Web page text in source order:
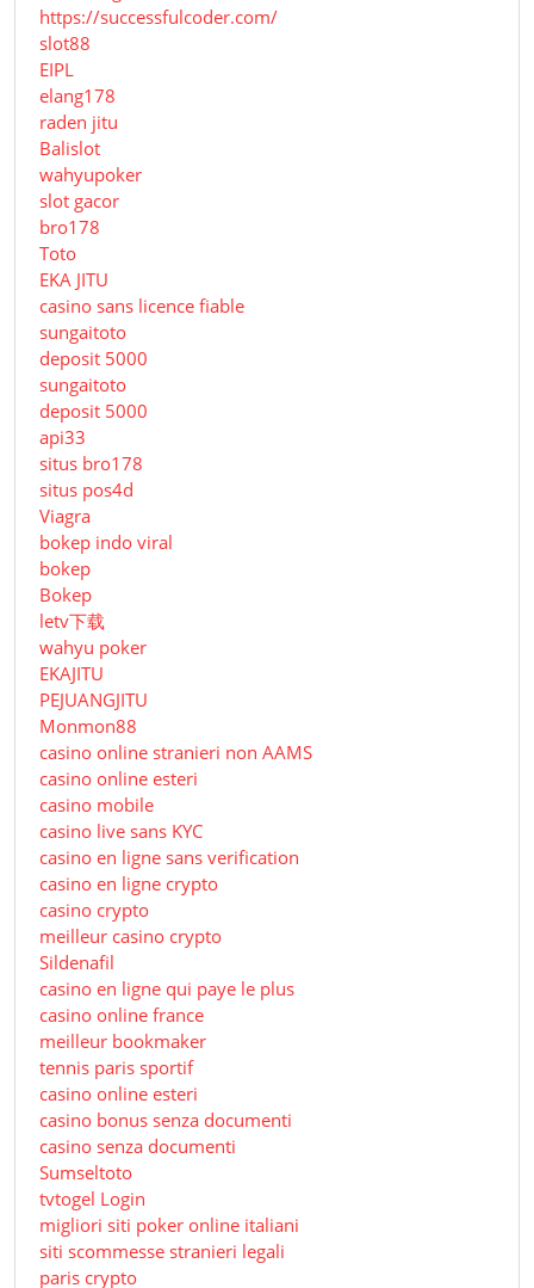
https://successfulcoder.com/
slot88
EIPL
elang178
raden jitu
Balislot
wahyupoker
slot gacor
bro178
Toto
EKA JITU
casino sans licence fiable
sungaitoto
deposit 5000
sungaitoto
deposit 5000
api33
situs bro178
situs pos4d
Viagra
bokep indo viral
bokep
Bokep
letv下载
wahyu poker
EKAJITU
PEJUANGJITU
Monmon88
casino online stranieri non AAMS
casino online esteri
casino mobile
casino live sans KYC
casino en ligne sans verification
casino en ligne crypto
casino crypto
meilleur casino crypto
Sildenafil
casino en ligne qui paye le plus
casino online france
meilleur bookmaker
tennis paris sportif
casino online esteri
casino bonus senza documenti
casino senza documenti
Sumseltoto
tvtogel Login
migliori siti poker online italiani
siti scommesse stranieri legali
paris crypto